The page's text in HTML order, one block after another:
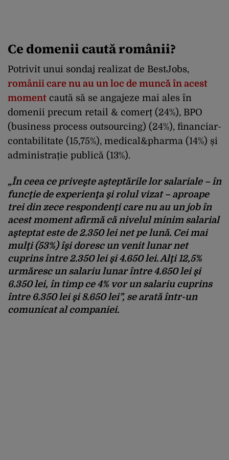
Ce domenii caută românii?
Potrivit unui sondaj realizat de BestJobs,
românii care nu au un loc de muncă în acest
moment caută să se angajeze mai ales în
domenii precum retail & comerț (24%), BPO
(business process outsourcing) (24%), financiar-
contabilitate (15,75%), medical&pharma (14%) și
administrație publică (13%).
„În ceea ce priveşte aşteptările lor salariale – în
funcţie de experienţa şi rolul vizat – aproape
trei din zece respondenţi care nu au un job în
acest moment afirmă că nivelul minim salarial
aşteptat este de 2.350 lei net pe lună. Cei mai
mulţi (53%) îşi doresc un venit lunar net
cuprins între 2.350 lei şi 4.650 lei. Alţi 12,5%
urmăresc un salariu lunar între 4.650 lei şi
6.350 lei, în timp ce 4% vor un salariu cuprins
între 6.350 lei şi 8.650 lei”, se arată într-un
comunicat al companiei.